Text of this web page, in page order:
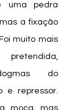
uma pedra
a fixação
muito mais
do
e repressor.
moça, mas